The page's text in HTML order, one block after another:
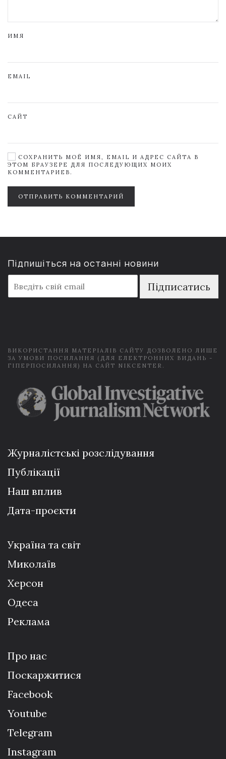
ИМЯ
EMAIL
САЙТ
СОХРАНИТЬ МОЁ ИМЯ, EMAIL И АДРЕС САЙТА В
ЭТОМ БРАУЗЕРЕ ДЛЯ ПОСЛЕДУЮЩИХ МОИХ
КОММЕНТАРИЕВ.
ОТПРАВИТЬ КОММЕНТАРИЙ
Підпишіться на останні новини
m
a
Підписатись
ВИКОРИСТАННЯ МАТЕРІАЛІВ САЙТУ ДОЗВОЛЕНО ЛИШЕ
ЗА УМОВИ ПОСИЛАННЯ (ДЛЯ ЕЛЕКТРОННИХ ВИДАНЬ -
ГІПЕРПОСИЛАННЯ) НА САЙТ NIKCENTER.
Журналістські розслідування
Публікації
Наш вплив
Дата-проєкти
Україна та світ
Миколаїв
Херсон
Одеса
Реклама
Про нас
Поскаржитися
Facebook
Youtube
Telegram
Instagram